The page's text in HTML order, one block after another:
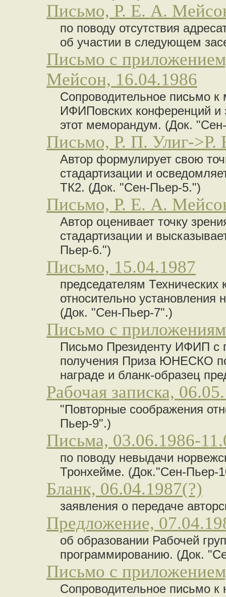
Письмо, Р. Е. А.
по поводу отсутствия
об участии в следующем
Письмо с
Мейсон, 16.04.1986
Сопроводительное письмо
ИФИПовских конференций и
этот меморандум. (Док.
Письмо, Р. П. Улиг-
Автор формулирует свою
стадартизации и
ТК2. (Док. "Сен-Пьер-5.")
Письмо, Р. Е. А.
Автор оценивает точку
стадартизации и
Пьер-6.")
Письмо, 15.04.1987
председателям
относительно
(Док. "Сен-Пьер-7".)
Письмо с
Письмо Президенту ИФИП с
получения Приза ЮНЕСКО
награде и бланк-образец
Рабочая записка,
"Повторные соображения
Пьер-9".)
Письма, 03.06.1986-
по поводу невыдачи
Тронхейме. (Док."Сен-Пьер-
Бланк, 06.04.1987(?)
заявления о передаче
Предложение,
об образовании Рабочей
программированию. (Док.
Письмо с
Сопроводительное письмо к